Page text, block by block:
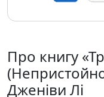
Про книгу
Дженіви Лі